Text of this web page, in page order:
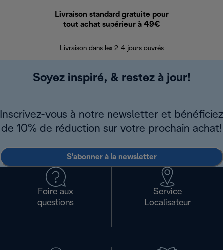
Livraison standard gratuite pour
tout achat supérieur à 49€
Livraison dans les 2-4 jours ouvrés
Soyez inspiré, & restez à jour!
Inscrivez-vous à notre newsletter et bénéficiez
de 10% de réduction sur votre prochain achat!
S'abonner à la newsletter
Foire aux
questions
Service
Localisateur